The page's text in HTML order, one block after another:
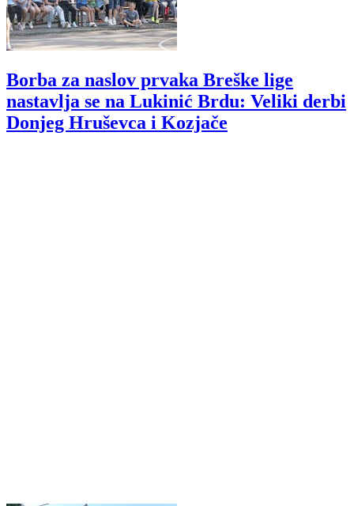
Borba za naslov prvaka Breške lige
nastavlja se na Lukinić Brdu: Veliki derbi
Donjeg Hruševca i Kozjače